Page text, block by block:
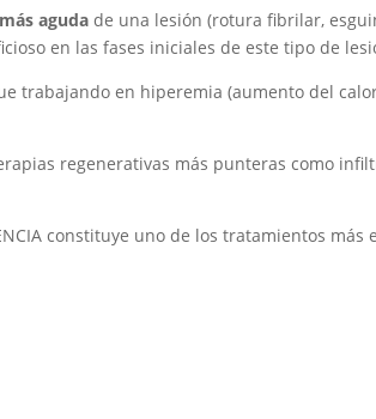
aguda de una lesión (rotura fibrilar,
en las fases iniciales de este tipo de
trabajando en hiperemia (aumento del
regenerativas más punteras como
constituye uno de los tratamientos